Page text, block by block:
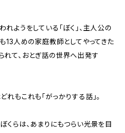
れようをしている「ぼく」、主人公の
13人めの家庭教師としてやってきた
れて、おとぎ話の世界へ出発す
れもこれも「がっかりする話」。
くらは、あまりにもつらい光景を目